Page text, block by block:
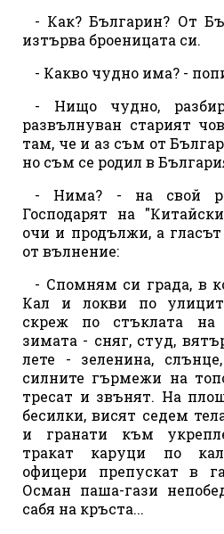
- Как? Българин? От
изтърва броеницата си.
- Какво чудно има? -
- Нищо чудно,
развълнуван старият
там, че и аз съм от
но съм се родил в
- Нима? - на свой
Господарят на
очи и продължи, а
от вълнение:
- Спомням си града, в
Кал и локви по
скреж по стъклата на
зимата - сняг, студ,
лете - зеленина,
силните гърмежи на
тресат и звънят. На
бесилки, висят седем
и гранати към
тракат каруци по
офицери препускат в
Осман паша-гази
сабя на кръста...